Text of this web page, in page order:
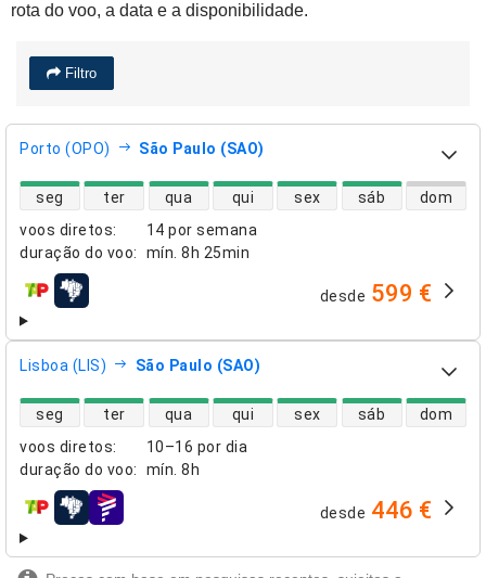
rota do voo, a data e a disponibilidade.
Filtro
Porto (OPO) São Paulo (SAO)
voos diretos:
14 por semana
duração do voo: mín. 8h 25min
disponibilidade de voos diretos
seg ter qua qui sex sáb dom
companhias aéreas desde 599 €
Lisboa (LIS) São Paulo (SAO)
voos diretos:
10–16 por dia
duração do voo: mín. 8h
disponibilidade de voos diretos
seg ter qua qui sex sáb dom
companhias aéreas desde 446 €